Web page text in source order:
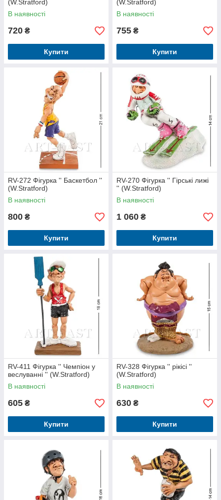
(W.Stratford)
В наявності
720 ₴
Купити
(W.Stratford)
В наявності
755 ₴
Купити
RV-272 Фігурка '' Баскетбол ''
(W.Stratford)
В наявності
800 ₴
Купити
RV-270 Фігурка '' Гірські лижі
'' (W.Stratford)
В наявності
1 060 ₴
Купити
RV-411 Фігурка '' Чемпіон у
веслуванні '' (W.Stratford)
В наявності
605 ₴
Купити
RV-328 Фігурка '' рікісі ''
(W.Stratford)
В наявності
630 ₴
Купити